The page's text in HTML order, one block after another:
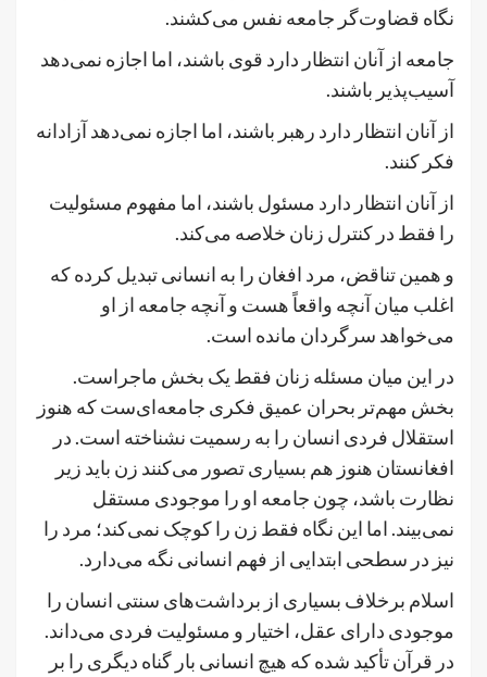
نگاه قضاوت‌گر جامعه نفس می‌کشند.
جامعه از آنان انتظار دارد قوی باشند، اما اجازه نمی‌دهد
آسیب‌پذیر باشند.
از آنان انتظار دارد رهبر باشند، اما اجازه نمی‌دهد آزادانه
فکر کنند.
از آنان انتظار دارد مسئول باشند، اما مفهوم مسئولیت
را فقط در کنترل زنان خلاصه می‌کند.
و همین تناقض، مرد افغان را به انسانی تبدیل کرده که
اغلب میان آنچه واقعاً هست و آنچه جامعه از او
می‌خواهد سرگردان مانده است.
در این میان مسئله زنان فقط یک بخش ماجراست.
بخش مهم‌تر بحران عمیق فکری جامعه‌ای‌ست که هنوز
استقلال فردی انسان را به رسمیت نشناخته است. در
افغانستان هنوز هم بسیاری تصور می‌کنند زن باید زیر
نظارت باشد، چون جامعه او را موجودی مستقل
نمی‌بیند. اما این نگاه فقط زن را کوچک نمی‌کند؛ مرد را
نیز در سطحی ابتدایی از فهم انسانی نگه می‌دارد.
اسلام برخلاف بسیاری از برداشت‌های سنتی انسان را
موجودی دارای عقل، اختیار و مسئولیت فردی می‌داند.
در قرآن تأکید شده که هیچ انسانی بار گناه دیگری را بر